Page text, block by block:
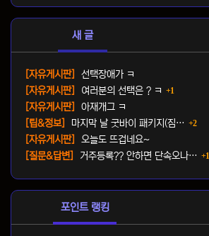
새 글
[자유게시판]
선택장애가 ㅋ
[자유게시판] 여러분의 선택은 ? ㅋ 1
[자유게시판]
아재개그 ㅋ
[팁&정보] 마지막 날 굿바이 패키지(짐… 2댓글
[자유게시판]
오늘도 뜨겁네요~
[질문&답변] 거주등록?? 안하면 단속오나… 1
포인트 랭킹